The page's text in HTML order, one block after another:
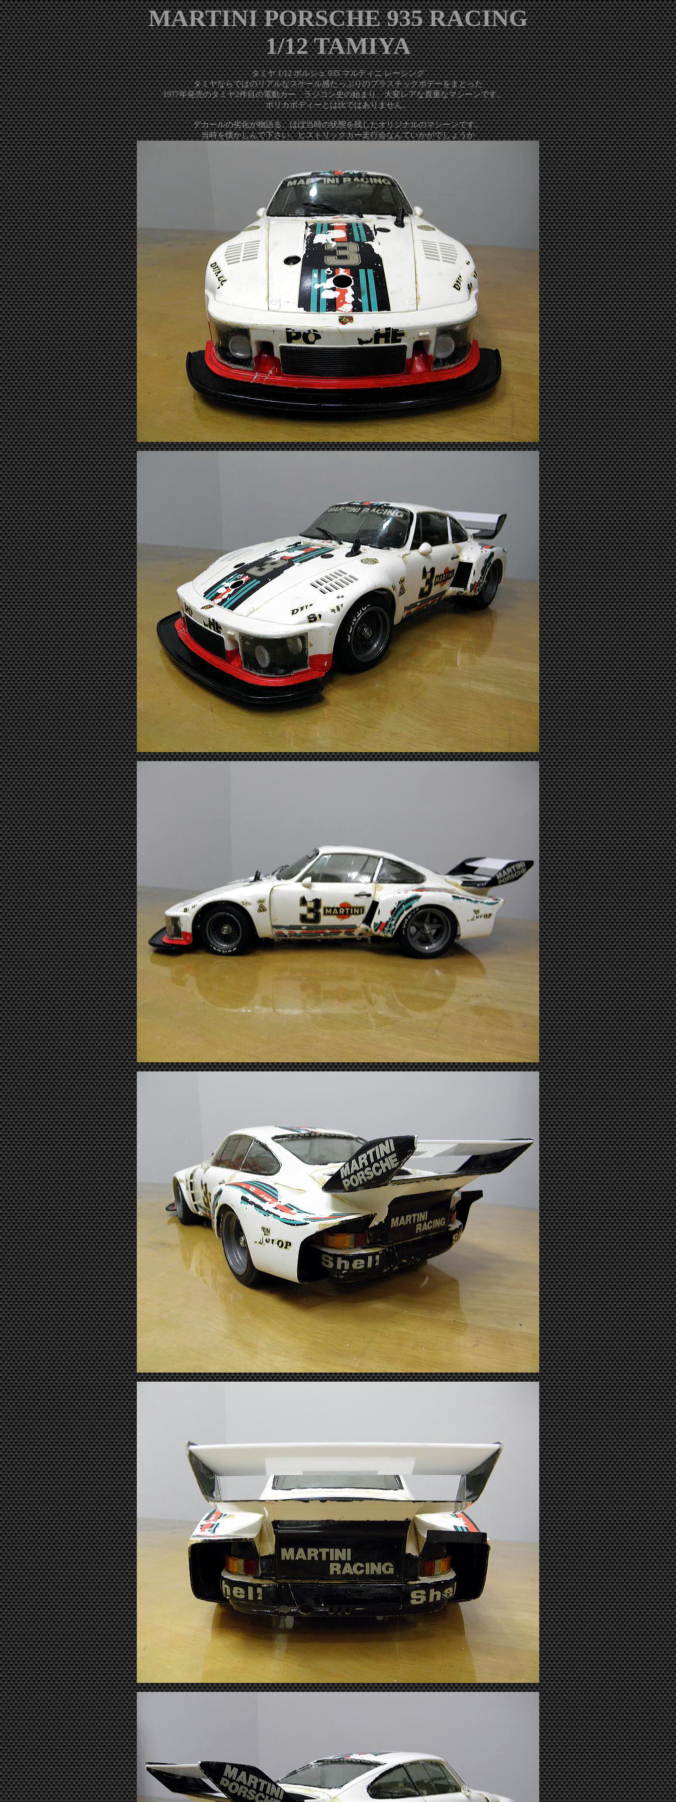
MARTINI PORSCHE 935 RACING
1/12 TAMIYA
タミヤ 1/12 ポルシェ 935 マルティニ レーシング
タミヤならではのリアルなスケール感たっぷりのプラスチックボデーをまとった
1977年発売のタミヤ2作目の電動カー ラジコン史の始まり、大変レアな貴重なマシーンです。
ポリカボディーとは比ではありません。
デカールの劣化が物語る、ほぼ当時の状態を残したオリジナルのマシーンです。
当時を懐かしんで下さい、ヒストリックカー走行会なんていかがでしょうか